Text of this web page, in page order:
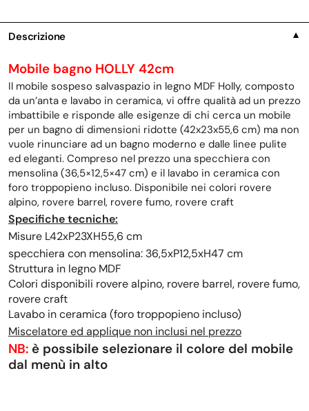
Descrizione ▼
Mobile bagno HOLLY 42cm
Il mobile sospeso salvaspazio in legno MDF Holly, composto
da un’anta e lavabo in ceramica, vi offre qualità ad un prezzo
imbattibile e risponde alle esigenze di chi cerca un mobile
per un bagno di dimensioni ridotte (42x23x55,6 cm) ma non
vuole rinunciare ad un bagno moderno e dalle linee pulite
ed eleganti. Compreso nel prezzo una specchiera con
mensolina (36,5×12,5×47 cm) e il lavabo in ceramica con
foro troppopieno incluso. Disponibile nei colori rovere
alpino, rovere barrel, rovere fumo, rovere craft
Specifiche tecniche:
Misure L42xP23XH55,6 cm
specchiera con mensolina: 36,5xP12,5xH47 cm
Struttura in legno MDF
Colori disponibili rovere alpino, rovere barrel, rovere fumo,
rovere craft
Lavabo in ceramica (foro troppopieno incluso)
Miscelatore ed applique non inclusi nel prezzo
NB: è possibile selezionare il colore del mobile
dal menù in alto